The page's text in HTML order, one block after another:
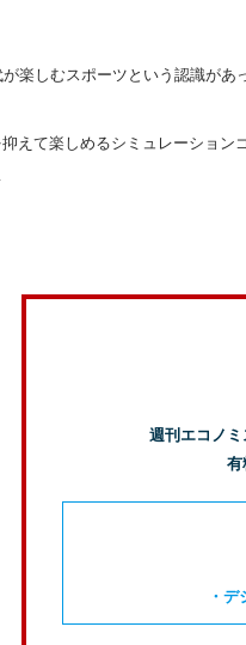
楽しむスポーツという認識が
えて楽しめるシミュレーショ
週刊エコノミ
有
・